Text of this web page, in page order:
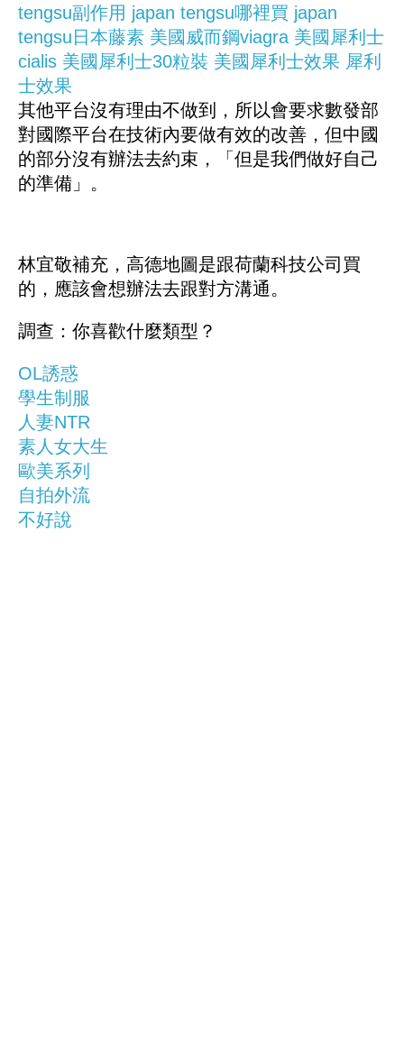
tengsu副作用 japan tengsu哪裡買 japan
tengsu日本藤素 美國威而鋼viagra 美國犀利士
cialis 美國犀利士30粒裝 美國犀利士效果 犀利
士效果
其他平台沒有理由不做到，所以會要求數發部
對國際平台在技術內要做有效的改善，但中國
的部分沒有辦法去約束，「但是我們做好自己
的準備」。
林宜敬補充，高德地圖是跟荷蘭科技公司買
的，應該會想辦法去跟對方溝通。
調查：你喜歡什麼類型？
OL誘惑
學生制服
人妻NTR
素人女大生
歐美系列
自拍外流
不好說